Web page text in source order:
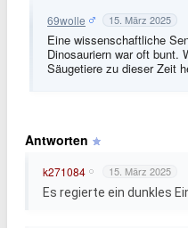
69wolle 15. März 2025
Eine wissenschaftliche
Dinosauriern war oft bunt.
Säugetiere zu dieser Zeit
Antworten
k271084
15. März 2025
Es regierte ein dunkles